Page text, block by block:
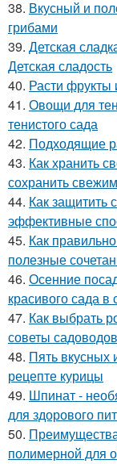
38. Вкусный и
грибами
39. Детская
Детская сладость
40. Расти фрукты
41. Овощи для
тенистого сада
42. Подходящие
43. Как хранить
сохранить
44. Как защитить
эффективные
45. Как
полезные
46. Осенние
красивого сада
47. Как выбрать
советы садоводов
48. Пять вкусных
рецепте курицы
49. Шпинат -
для здорового
50.
полимерной для